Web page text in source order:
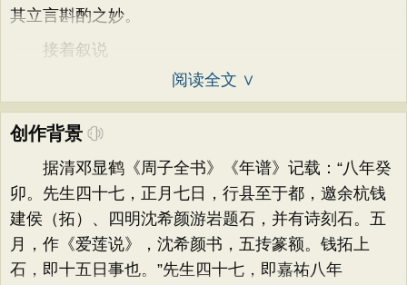
其立言斟酌之妙。
接着叙说
阅读全文 ∨
创作背景
据清邓显鹤《周子全书》《年谱》记载：“八年癸
卯。先生四十七，正月七日，行县至于都，邀余杭钱
建侯（拓）、四明沈希颜游岩题石，并有诗刻石。五
月，作《爱莲说》，沈希颜书，五抟篆额。钱拓上
石，即十五日事也。”先生四十七，即嘉祐八年